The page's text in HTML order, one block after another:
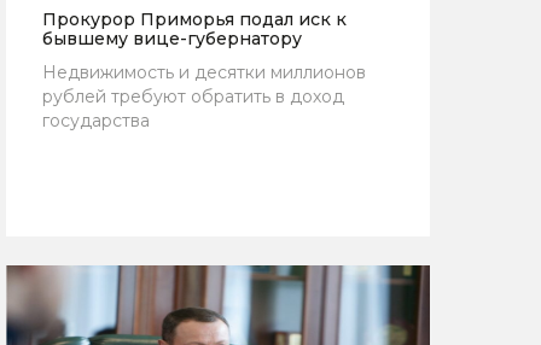
Прокурор Приморья подал иск к
бывшему вице-губернатору
Недвижимость и десятки миллионов
рублей требуют обратить в доход
государства